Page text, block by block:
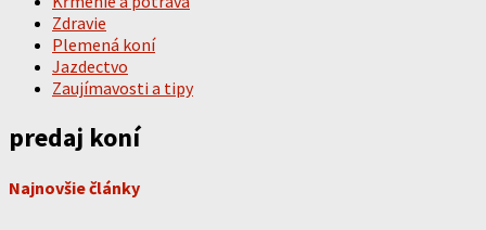
Zdravie
Plemená koní
Jazdectvo
Zaujímavosti a tipy
predaj koní
Najnovšie články